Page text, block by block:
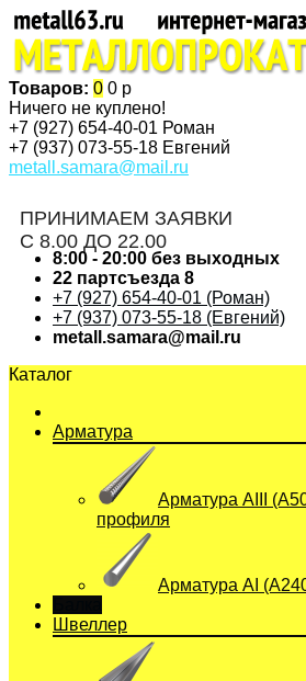
Товаров: 0 0 р
Ничего не куплено!
+7 (927) 654-40-01 Роман
+7 (937) 073-55-18 Евгений
metall.samara@mail.ru
ПРИНИМАЕМ ЗАЯВКИ
С 8.00 ДО 22.00
8:00 - 20:00 без выходных
22 партсъезда 8
+7 (927) 654-40-01 (Роман)
+7 (937) 073-55-18 (Евгений)
metall.samara@mail.ru
Каталог
Арматура
Арматура АIII
профиля
Арматура АI
Швеллер